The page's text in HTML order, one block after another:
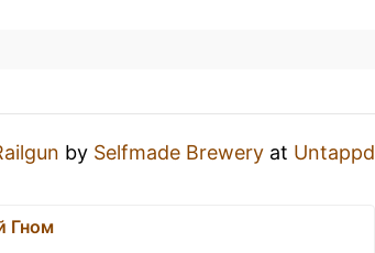
by Selfmade Brewery at Untappd
Гном